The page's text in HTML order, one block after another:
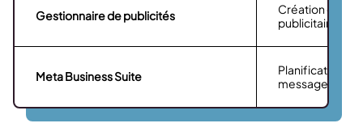
Gestionnaire de publicités
Création et
publicitaires
Meta Business Suite
Planification de
messagerie +